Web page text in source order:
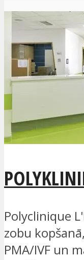
Polyclinique
zobu
PMA/IVF un